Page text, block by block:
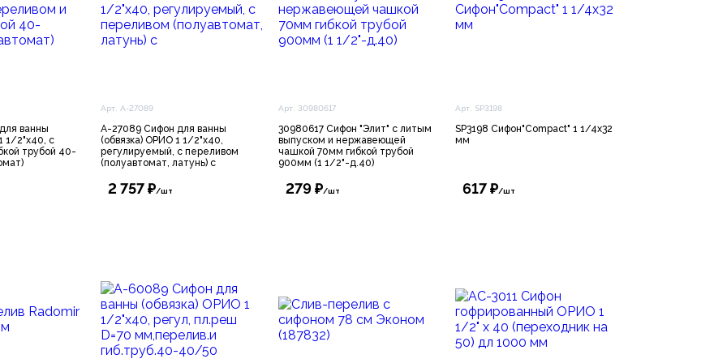
ванны
1/2"х40, с
трубой 40-
Арт. А-27089
А-27089 Сифон для ванны
(обвязка) ОРИО 1 1/2"х40,
регулируемый, с переливом
(полуавтомат, латунь) с
2 757 ₽/шт
Арт. 30980617
30980617 Сифон "Элит" с литым
выпуском и нержавеющей
чашкой 70мм гибкой трубой
900мм (1 1/2"-д.40)
279 ₽/шт
Арт. SP3198
SP3198 Сифон"Compact" 1 1/4х32
мм
617 ₽/шт